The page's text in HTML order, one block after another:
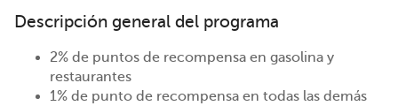
Descripción general del programa
2% de puntos de recompensa en gasolina y
restaurantes
1% de punto de recompensa en todas las demás